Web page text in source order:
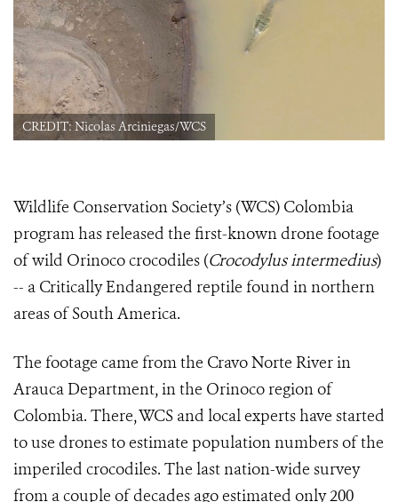
CREDIT: Nicolas Arciniegas/WCS
Wildlife Conservation Society’s (WCS) Colombia
program has released the first-known drone footage
of wild Orinoco crocodiles (Crocodylus intermedius)
-- a Critically Endangered reptile found in northern
areas of South America.
The footage came from the Cravo Norte River in
Arauca Department, in the Orinoco region of
Colombia. There, WCS and local experts have started
to use drones to estimate population numbers of the
imperiled crocodiles. The last nation-wide survey
from a couple of decades ago estimated only 200